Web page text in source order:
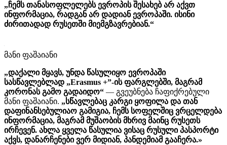
„ჩემს თანასოფლელებს ევროპის შესახებ არ აქვთ
ინფორმაცია, რადგან არ დადიან ევროპაში. ისინი
ძირითადად რუსეთში მიემგზავრებიან.“
მანი ფაშაიანი
„დაქალი მყავს, უნდა წასულიყო ევროპაში
სასწავლებლად „Erasmus +”-ის ფარგლებში, მაგრამ
კორონას გამო გადაიდო“ — გვეუბნება ჩაფიქრებული
მანი ფაშაიანი. „სწავლებაც კარგი ყოფილა და თან
დაფინანსებულიაო გამიგია, ჩემს სოფელშიც ვრცელდება
ინფორმაცია, მაგრამ მუშაობის მხრივ მაინც რუსეთს
ირჩევენ. ახლა ყველა წასულია ვისაც რუსული პასპორტი
აქვს, დანარჩენები ვერ მიდიან, პანდემიამ გააჩერა.»